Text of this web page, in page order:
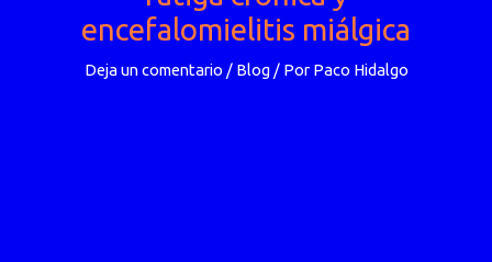
encefalomielitis miálgica
Deja un comentario / Blog/ Por Paco Hidalgo